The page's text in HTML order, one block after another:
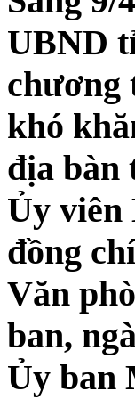
UBND
chương
khó
địa bàn
Ủy
đồng
Văn
ban,
Ủy ban